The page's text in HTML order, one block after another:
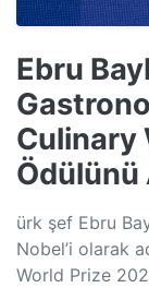
Ebru
Culinary
Ödülünü
ürk şef Ebru
Nobel’i olarak
World Prize